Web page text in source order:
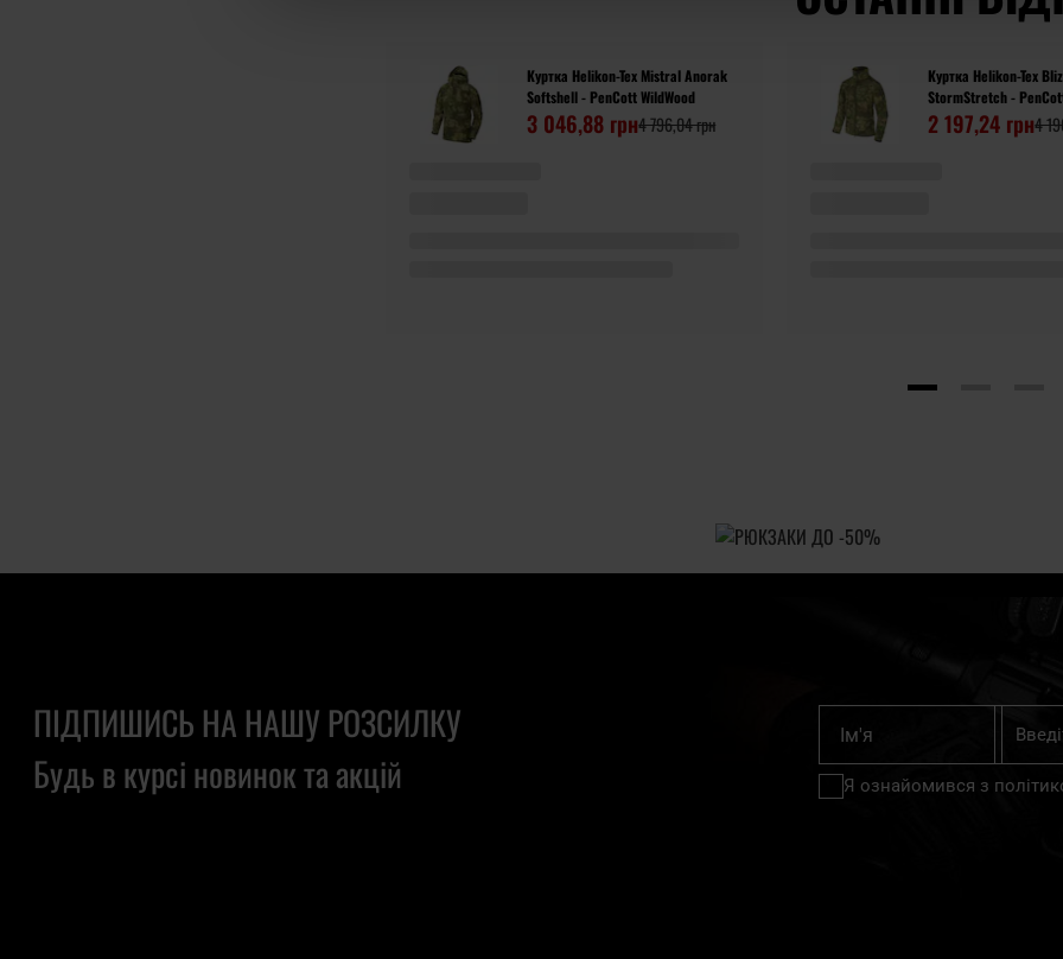
Куртка Helikon-Tex Mistral Anorak
Softshell - PenCott WildWood
3 046,88 грн4 796,04 грн
Куртка Helikon-Tex
StormStretch -
2 197,24 грн4
ПІДПИШИСЬ НА НАШУ РОЗСИЛКУ
Будь в курсі новинок та акцій
нашу
розсилку
Я ознайомився з